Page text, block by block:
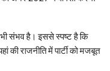
भी संभव है। इससे स्पष्ट है कि
राजनीति में पार्टी को मजबूत